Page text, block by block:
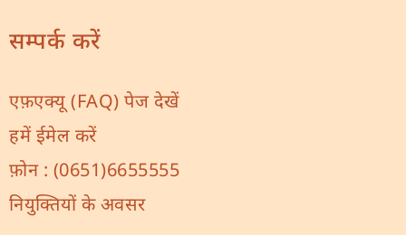
सम्पर्क करें
एफ़एक्यू (FAQ) पेज देखें
हमें ईमेल करें
फ़ोन : (0651)6655555
नियुक्तियों के अवसर